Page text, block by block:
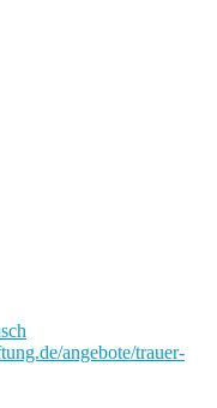
angebote/trauer-